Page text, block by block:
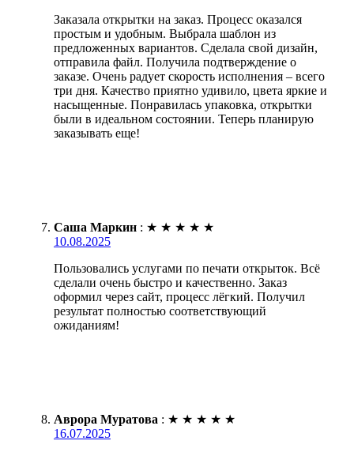
Заказала открытки на заказ. Процесс оказался
простым и удобным. Выбрала шаблон из
предложенных вариантов. Сделала свой дизайн,
отправила файл. Получила подтверждение о
заказе. Очень радует скорость исполнения – всего
три дня. Качество приятно удивило, цвета яркие и
насыщенные. Понравилась упаковка, открытки
были в идеальном состоянии. Теперь планирую
заказывать еще!
Саша Маркин : ★ ★ ★ ★ ★
10.08.2025
Пользовались услугами по печати открыток. Всё
сделали очень быстро и качественно. Заказ
оформил через сайт, процесс лёгкий. Получил
результат полностью соответствующий
ожиданиям!
Аврора Муратова : ★ ★ ★ ★ ★
16.07.2025